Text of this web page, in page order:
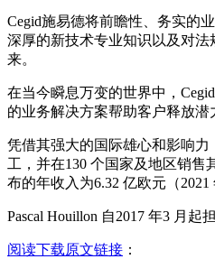
Cegid施易德将前瞻性、务实的
深厚的新技术专业知识以及对
来。
在当今瞬息万变的世界中，
的业务解决方案帮助客户释放潜
凭借其强大的国际雄心和影响力
工，并在130 个国家及地区销售
布的年收入为6.32 亿欧元（2021
Pascal Houillon 自2017 年3 月起
阅读下载原文链接 ：